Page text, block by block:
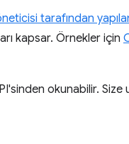
tarafından
kapsar. Örnekler için
okunabilir. Size